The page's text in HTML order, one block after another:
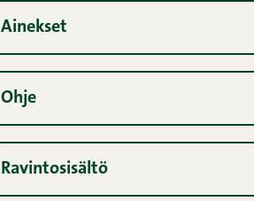
Ainekset
Ohje
Ravintosisältö